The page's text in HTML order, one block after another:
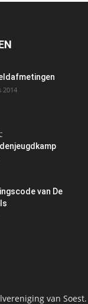
2014
van De
van Soest.